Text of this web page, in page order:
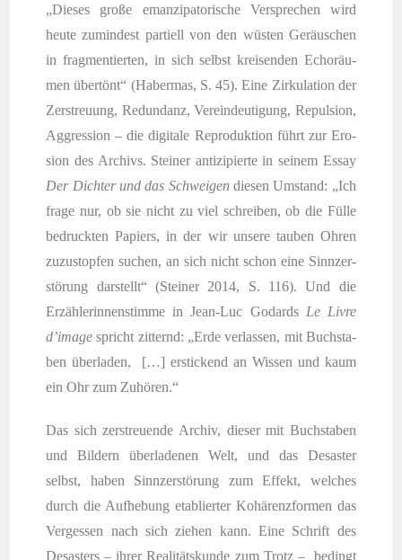
„Die­ses gro­ße eman­zi­pa­to­ri­sche Ver­spre­chen wird
heu­te zumin­dest par­ti­ell von den wüs­ten Geräu­schen
in frag­men­tier­ten, in sich selbst krei­sen­den Echo­räu­
men über­tönt“ (Haber­mas, S. 45). Eine Zir­ku­la­ti­on der
Zer­streu­ung, Red­un­danz, Ver­eindeu­ti­gung, Repul­si­on,
Aggres­si­on – die digi­ta­le Repro­duk­ti­on führt zur Ero­
si­on des Archivs. Stei­ner anti­zi­pier­te in sei­nem Essay
Der Dich­ter und das Schwei­gendie­sen Umstand: „Ich
fra­ge nur, ob sie nicht zu viel schrei­ben, ob die Fül­le
bedruck­ten Papiers, in der wir unse­re tau­ben Ohren
zuzu­stop­fen suchen, an sich nicht schon eine Sinn­zer­
stö­rung dar­stellt“ (Stei­ner 2014, S. 116). Und die
Erzäh­le­rin­nen­stim­me in Jean-Luc Godards Le Liv­re
d’i­magespricht zit­ternd: „Erde ver­las­sen, mit Buch­sta­
ben über­la­den, […] ersti­ckend an Wis­sen und kaum
ein Ohr zum Zuhören.“
Das sich zer­streu­en­de Archiv, die­ser mit Buch­sta­ben
und Bil­dern über­la­de­nen Welt, und das Desas­ter
selbst, haben Sinn­zer­stö­rung zum Effekt, wel­ches
durch die Auf­he­bung eta­blier­ter Kohä­renz­for­men das
Ver­ges­sen nach sich zie­hen kann. Eine Schrift des
Desas­ters – ihrer Rea­li­täts­kun­de zum Trotz – bedingt